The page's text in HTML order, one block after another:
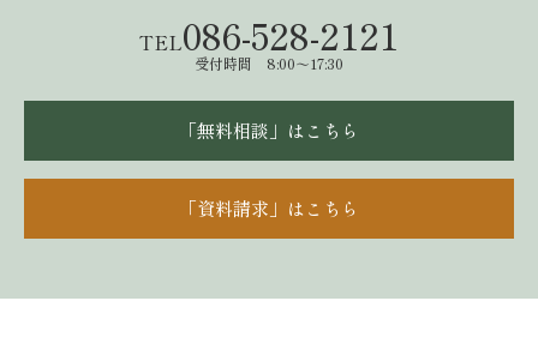
TEL086-528-2121
受付時間 8:00～17:30
「無料相談」はこちら
「資料請求」はこちら